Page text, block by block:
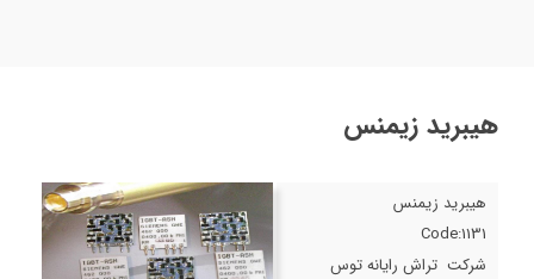
هیبرید زیمنس
هیبرید زیمنس
Code:1131
شرکت تراش رایانه توس